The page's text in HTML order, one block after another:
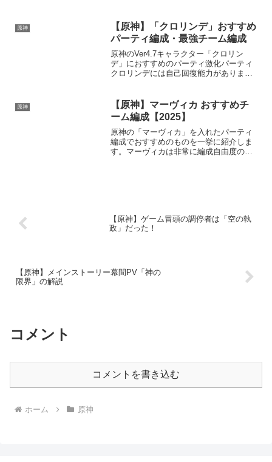
しません。パイモンの正体？書物「北の
果て、祈りの歌」には、霜...
原神
【原神】「クロリンデ」おすすめ
パーティ編成・最強チーム編成
原神のVer4.7キャラクター「クロリン
デ」におすすめのパーティ激化パーティ
クロリンデには自己回復能力がありま
は特に激化を活かす天賦はありません
が、ナヒーダの性能の恩恵...
原神
【原神】マーヴィカ おすすめチ
ーム編成【2025】
原神の「マーヴィカ」を入れたパーティ
編成でおすすめのものを一挙に紹介しま
す。マーヴィカは非常に編成自由度の高
【原神】ゲーム冒頭の調停者は「空の執
政」だった！
【原神】メインストーリー幕間PV「神の
限界」の解説
コメント
コメントを書き込む
ホーム 原神